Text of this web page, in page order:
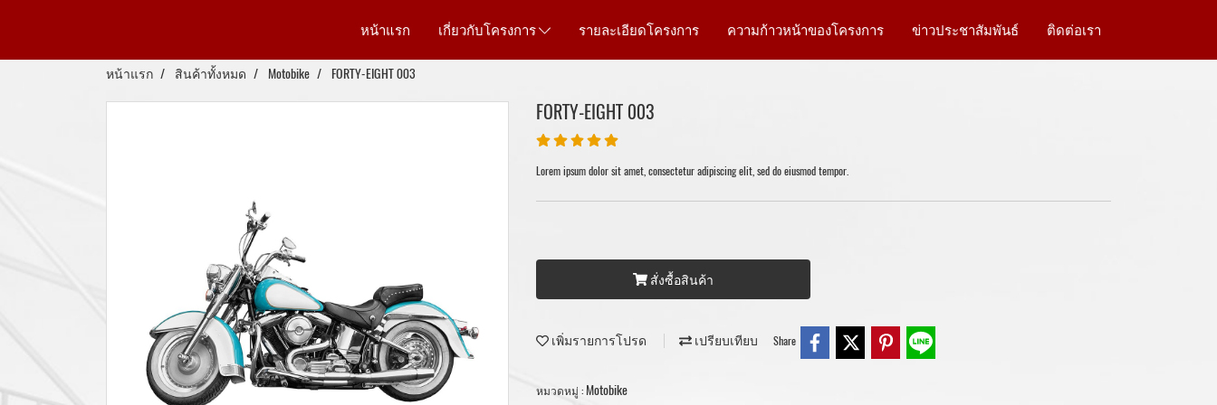
หน้าแรก เกี่ยวกับโครงการ รายละเอียดโครงการ ความก้าวหน้าของโครงการ ข่าวประชาสัมพันธ์ ติดต่อเรา
หน้าแรก สินค้าทั้งหมด Motobike FORTY-EIGHT 003
FORTY-EIGHT 003
Lorem ipsum dolor sit amet, consectetur adipiscing elit, sed do eiusmod tempor.
สั่งซื้อสินค้า
เพิ่มรายการโปรด เปรียบเทียบ Share
หมวดหมู่ :Motobike